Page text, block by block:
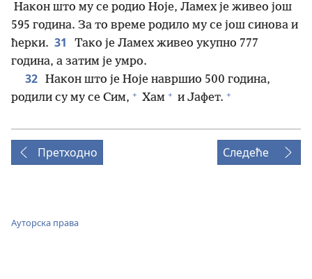
Након што му се родио Ноје, Ламех је живео још
595 година. За то време родило му се још синова и
ћерки. 31
Тако је Ламех живео укупно 777
година, а затим је умро.
32 Након што је Ноје навршио 500 година,
родили су му се Сим, + Хам + и Јафет. +
Претходно Следеће
Ауторска права